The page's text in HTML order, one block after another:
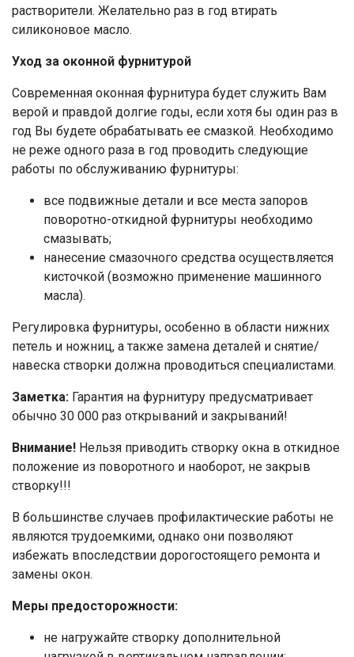
растворители. Желательно раз в год втирать
силиконовое масло.
Уход за оконной фурнитурой
Современная оконная фурнитура будет служить Вам
верой и правдой долгие годы, если хотя бы один раз в
год Вы будете обрабатывать ее смазкой. Необходимо
не реже одного раза в год проводить следующие
работы по обслуживанию фурнитуры:
все подвижные детали и все места запоров
поворотно-откидной фурнитуры необходимо
смазывать;
нанесение смазочного средства осуществляется
кисточкой (возможно применение машинного
масла).
Регулировка фурнитуры, особенно в области нижних
петель и ножниц, а также замена деталей и снятие/
навеска створки должна проводиться специалистами.
Заметка: Гарантия на фурнитуру предусматривает
обычно 30 000 раз открываний и закрываний!
Внимание! Нельзя приводить створку окна в откидное
положение из поворотного и наоборот, не закрыв
створку!!!
В большинстве случаев профилактические работы не
являются трудоемкими, однако они позволяют
избежать впоследствии дорогостоящего ремонта и
замены окон.
Меры предосторожности:
не нагружайте створку дополнительной